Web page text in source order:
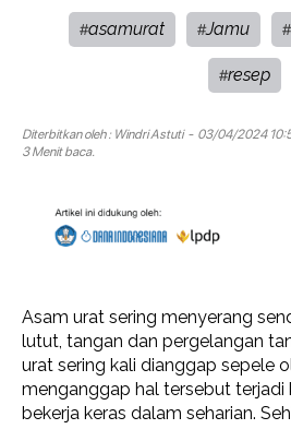
#asamurat #Jamu #
#resep
Diterbitkan oleh : Windri Astuti- 03/04/2024
3 Menit baca.
Asam urat sering menyerang
lutut, tangan dan pergelangan
urat sering kali dianggap sepele
menganggap hal tersebut terjadi
bekerja keras dalam seharian.